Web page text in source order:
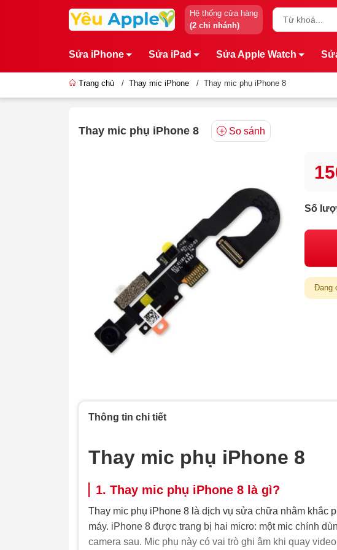
Hệ thống cửa hàng
(2 chi nhánh)
Sửa iPhone Sửa iPad Sửa Apple Watch
Trang chủ / Thay mic iPhone / Thay mic phụ iPhone 8
Thay mic phụ iPhone 8 So sánh
Số
Đang
Thông tin chi tiết
Thay mic phụ iPhone 8
1. Thay mic phụ iPhone 8 là gì?
Thay mic phụ iPhone 8 là dịch vụ sửa chữa nhằm khắc
máy. iPhone 8 được trang bị hai micro: một mic chính
camera sau. Mic phụ này có vai trò ghi âm khi quay